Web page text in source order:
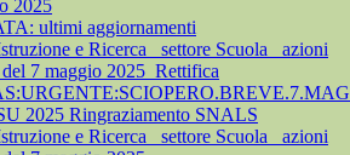
2025
ultimi aggiornamenti
e Ricerca_ settore Scuola_ azioni
7 maggio 2025_Rettifica
2025 Ringraziamento SNALS
e Ricerca_ settore Scuola_ azioni